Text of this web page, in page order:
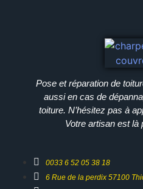
Pose et réparation de
aussi en cas de
toiture. N’hésitez pas à
Votre artisan est là
0033 6 52 05 38 18
6 Rue de la perdix 57100